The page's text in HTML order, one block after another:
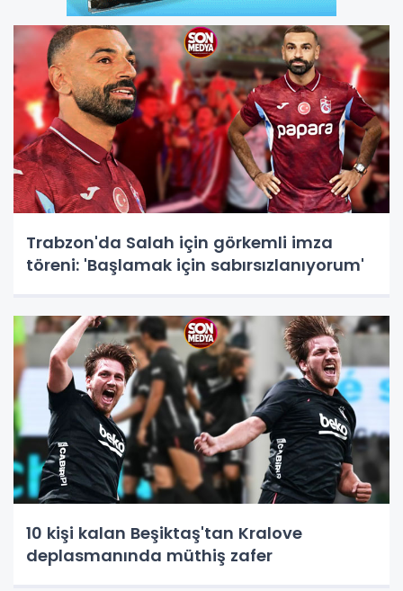
Trabzon'da Salah için görkemli imza
töreni: 'Başlamak için sabırsızlanıyorum'
10 kişi kalan Beşiktaş'tan Kralove
deplasmanında müthiş zafer